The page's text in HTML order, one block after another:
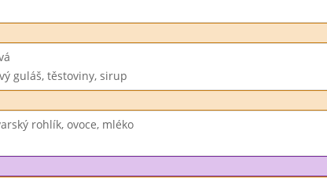
guláš, těstoviny, sirup
rohlík, ovoce, mléko